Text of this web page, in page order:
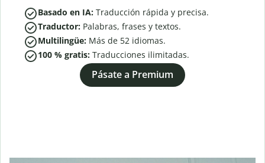
Basado en IA: Traducción rápida y precisa.
Traductor: Palabras, frases y textos.
Multilingüe: Más de 52 idiomas.
100 % gratis: Traducciones ilimitadas.
Pásate a Premium